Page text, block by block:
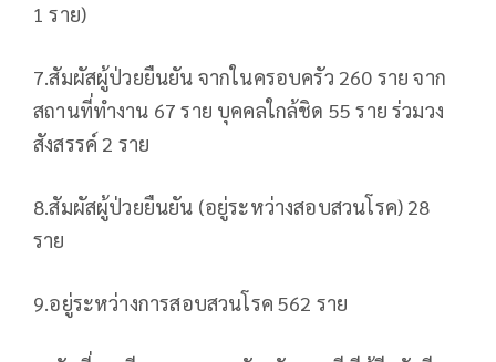
1 ราย)
7.สัมผัสผู้ป่วยยืนยัน จากในครอบครัว 260 ราย จาก
สถานที่ทำงาน 67 ราย บุคคลใกล้ชิด 55 ราย ร่วมวง
สังสรรค์ 2 ราย
8.สัมผัสผู้ป่วยยืนยัน (อยู่ระหว่างสอบสวนโรค) 28
ราย
9.อยู่ระหว่างการสอบสวนโรค 562 ราย